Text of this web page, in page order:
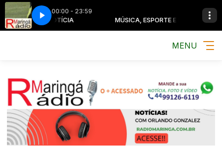
00:00 - 23:59
E NOTÍCIA MÚSICA, ESPORTE E NOTÍCIA
MENU